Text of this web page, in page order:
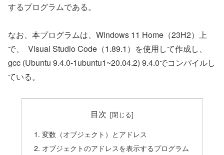
するプログラムである。
なお、本プログラムは、Windows 11 Home（23H2）上
で、 Visual Studio Code（1.89.1）を使用して作成し、
gcc (Ubuntu 9.4.0-1ubuntu1~20.04.2) 9.4.0でコンパイルし
ている。
目次
変数（オブジェクト）とアドレス
オブジェクトのアドレスを表示するプログラム